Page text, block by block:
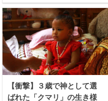
【衝撃】３歳で神として選
ばれた「クマリ」の生き様